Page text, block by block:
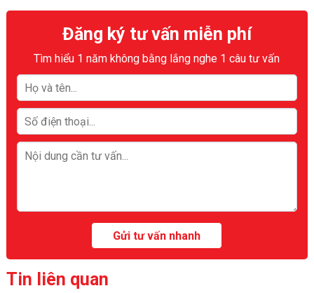
Đăng ký tư vấn miễn phí
Tìm hiểu 1 năm không bằng lắng nghe 1 câu tư vấn
Tin liên quan